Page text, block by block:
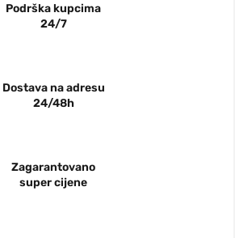
Podrška kupcima
24/7
Dostava na adresu
24/48h
Zagarantovano
super cijene